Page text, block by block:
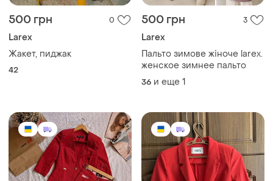
500 грн 0
Larex
Жакет, пиджак
42
500 грн 3
Larex
Пальто зимове жіноче larex.
женское зимнее пальто
36 и еще 1